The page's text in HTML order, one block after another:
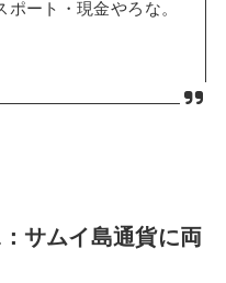
ート・現金やろな。
サムイ島通貨に両